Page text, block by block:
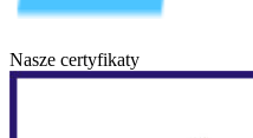
Nasze certyfikaty